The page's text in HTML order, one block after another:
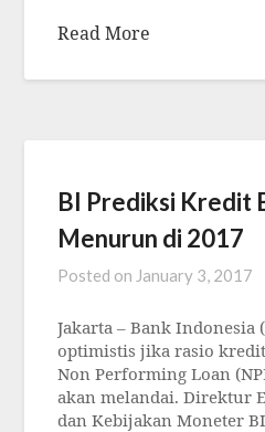
Read More
BI Prediksi Kredit
Menurun di 2017
Posted on January 3, 2017
Jakarta – Bank Indonesia
optimistis jika rasio
Non Performing Loan
akan melandai. Direktur
dan Kebijakan Moneter